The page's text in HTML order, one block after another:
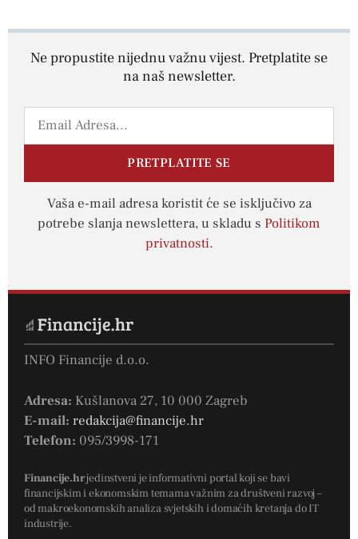
Ne propustite nijednu važnu vijest. Pretplatite se
na naš newsletter.
PRETPLATITE SE
Vaša e-mail adresa koristit će se isključivo za
potrebe slanja newslettera, u skladu s Politikom
privatnosti.
INFO Financije d.o.o.
Adresa: Kušlanova 27, 10 000 Zagreb
E-mail: redakcija@financije.hr
Telefon: 095/3998-171
Financije.hrjedinstveni je informativni portal koji se bavi
financijskim i ekonomskim temama važnim za društveni razvoj –
od makroekonomskih analiza svjetskih i domaćih kretanja do IT
industrije.